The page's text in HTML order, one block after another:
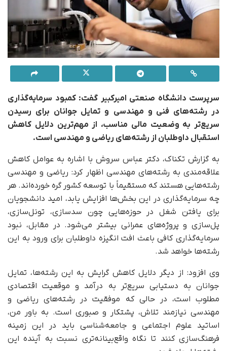
سرپرست دانشگاه صنعتی امیرکبیر گفت: کمبود سرمایه‌گذاری
در رشته‌های فنی و مهندسی و تمایل جوانان برای رسیدن
سریع‌تر به وضعیت مالی مناسب، از مهم‌ترین دلایل کاهش
استقبال داوطلبان از رشته‌های ریاضی و مهندسی است.
به گزارش تکناک، دکتر عباس سروش با اشاره به عوامل کاهش
علاقه‌مندی به رشته‌های مهندسی اظهار کرد: ریاضی و مهندسی
رشته‌هایی هستند که مستقیماً با توسعه کشور گره خورده‌اند. هر
چه سرمایه‌گذاری در این بخش‌ها افزایش یابد، امید دانشجویان
برای یافتن شغل در حوزه‌هایی چون سدسازی، تونل‌سازی،
پل‌سازی و پروژه‌های عمرانی بیشتر می‌شود. در مقابل، نبود
سرمایه‌گذاری کافی باعث افت انگیزه داوطلبان برای ورود به این
رشته‌ها خواهد شد.
وی افزود: از دیگر دلایل کاهش گرایش به این رشته‌ها، تمایل
جوانان به دستیابی سریع‌تر به درآمد و موقعیت اقتصادی
مطلوب است، در حالی که موفقیت در رشته‌های ریاضی و
مهندسی نیازمند تلاش، پشتکار و صبوری است. به باور من،
اساتید علوم اجتماعی و جامعه‌شناسی باید در این زمینه
فرهنگ‌سازی کنند تا نگاه واقع‌بینانه‌تری نسبت به آینده این